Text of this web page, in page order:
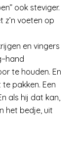
ook steviger.
z’n voeten op
en vingers
te houden. En
pakken. Een
als hij dat kan,
het bedje, uit